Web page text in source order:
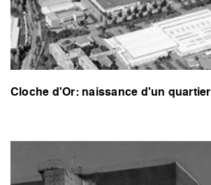
Cloche d'Or: naissance d'un quartier